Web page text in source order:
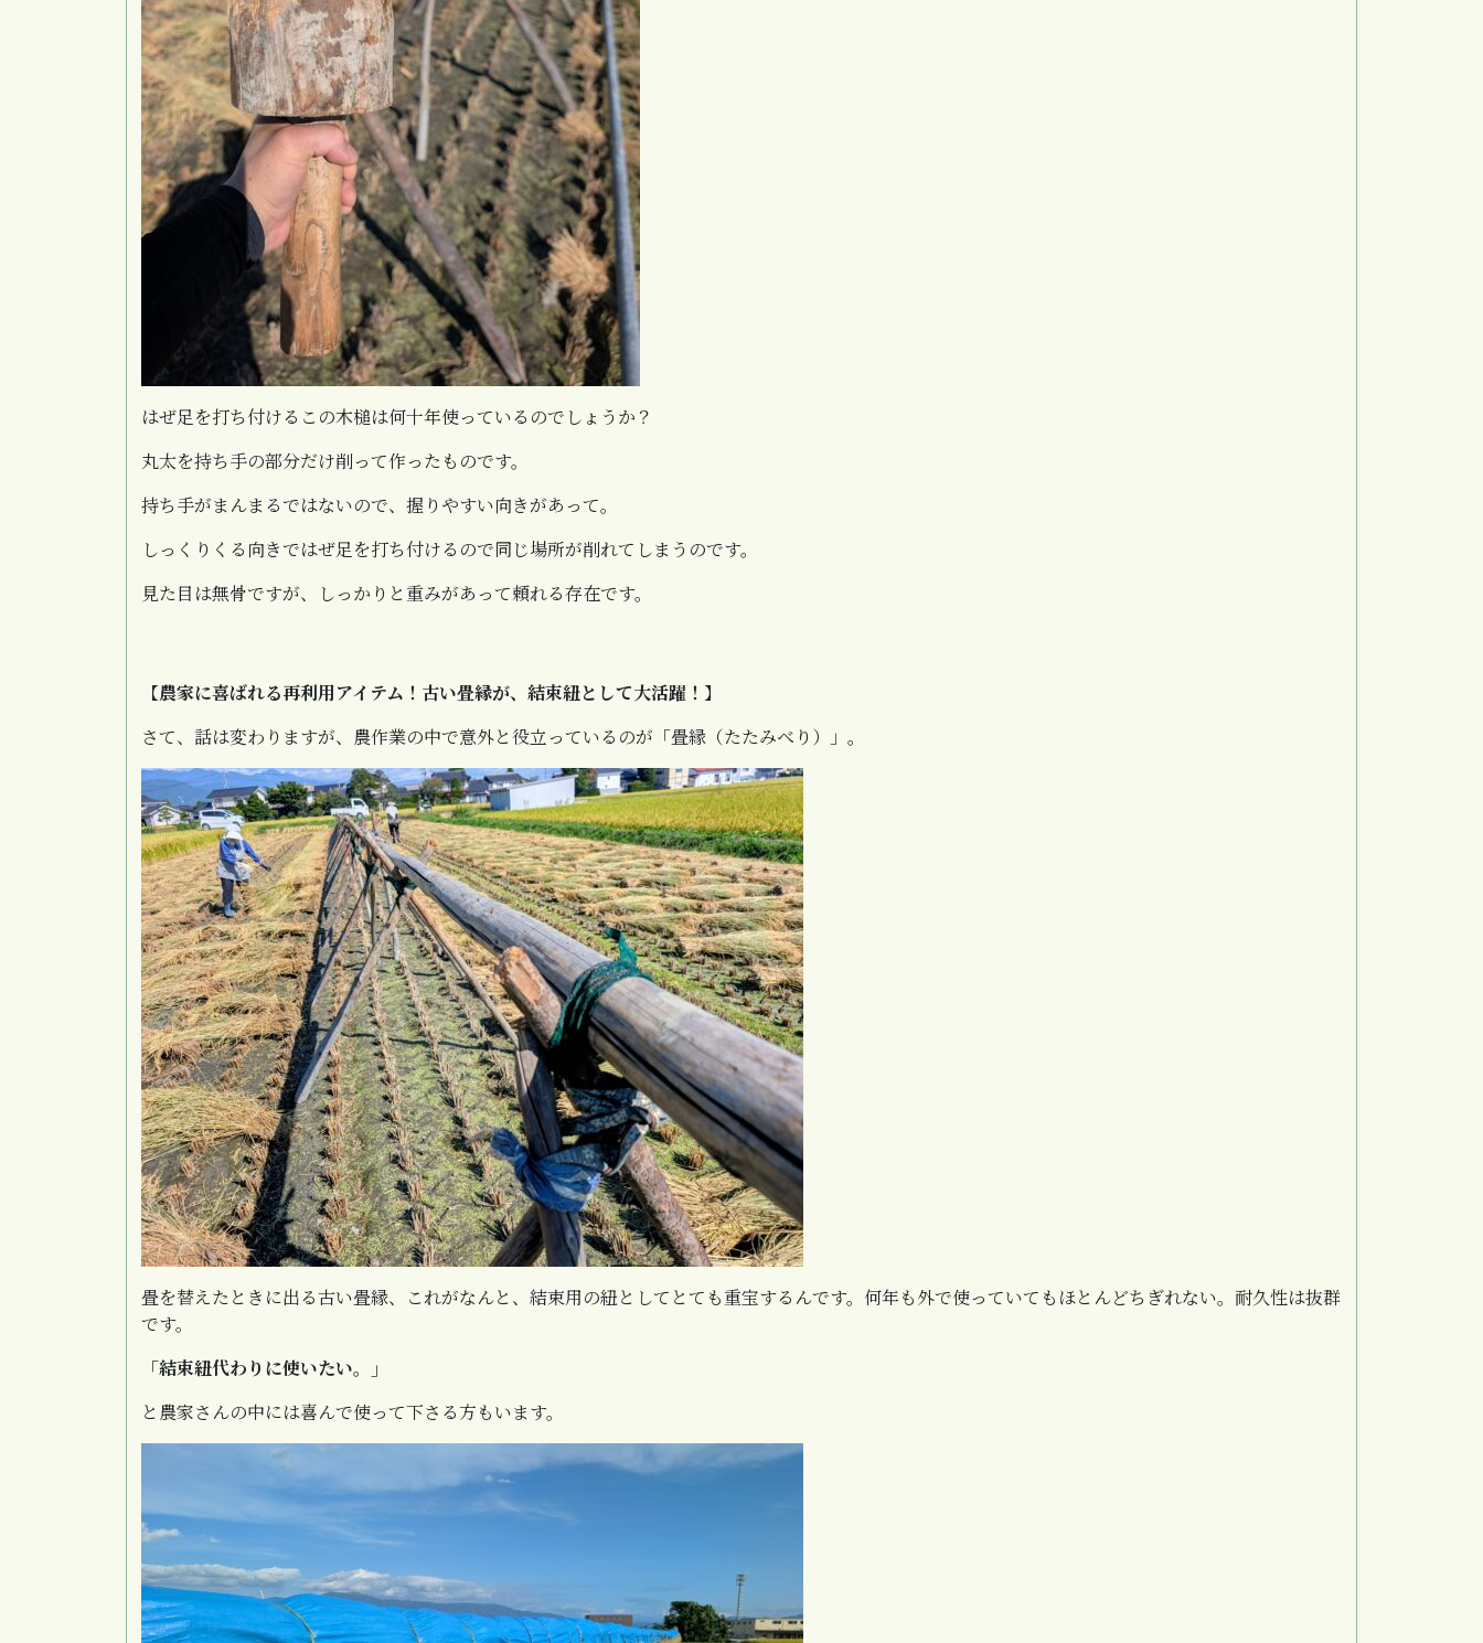
はぜ足を打ち付けるこの木槌は何十年使っているのでしょうか？
丸太を持ち手の部分だけ削って作ったものです。
持ち手がまんまるではないので、握りやすい向きがあって。
しっくりくる向きではぜ足を打ち付けるので同じ場所が削れてしまうのです。
見た目は無骨ですが、しっかりと重みがあって頼れる存在です。
【農家に喜ばれる再利用アイテム！古い畳縁が、結束紐として大活躍！ 】
さて、話は変わりますが、農作業の中で意外と役立っているのが「畳縁（たたみべり）」。
畳を替えたときに出る古い畳縁、これがなんと、結束用の紐としてとても重宝するんです。何年も外で使っていてもほとんどちぎれない。耐久性は抜群
です。
「結束紐代わりに使いたい。」
と農家さんの中には喜んで使って下さる方もいます。